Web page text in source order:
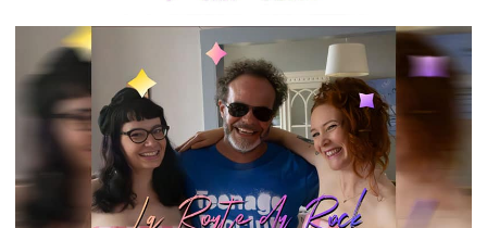
60MIN CHRONO – JE RETROUVE PLUS TON
MORCEAU, CA DEVAIT ÊTRE VACHEMENT
MAUVAIS
2024-02-09 60min chrono, Podcasts